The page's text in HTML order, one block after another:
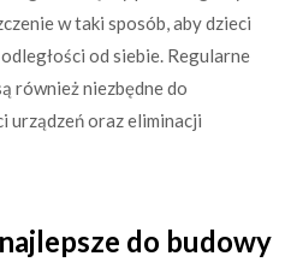
w taki sposób, aby dzieci
od siebie. Regularne
również niezbędne do
urządzeń oraz eliminacji
do budowy